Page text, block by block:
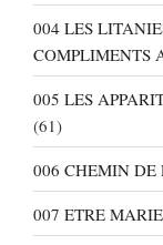
004 LES
COMPLIMENTS
005 LES
(61)
006 CHEMIN DE
007 ETRE